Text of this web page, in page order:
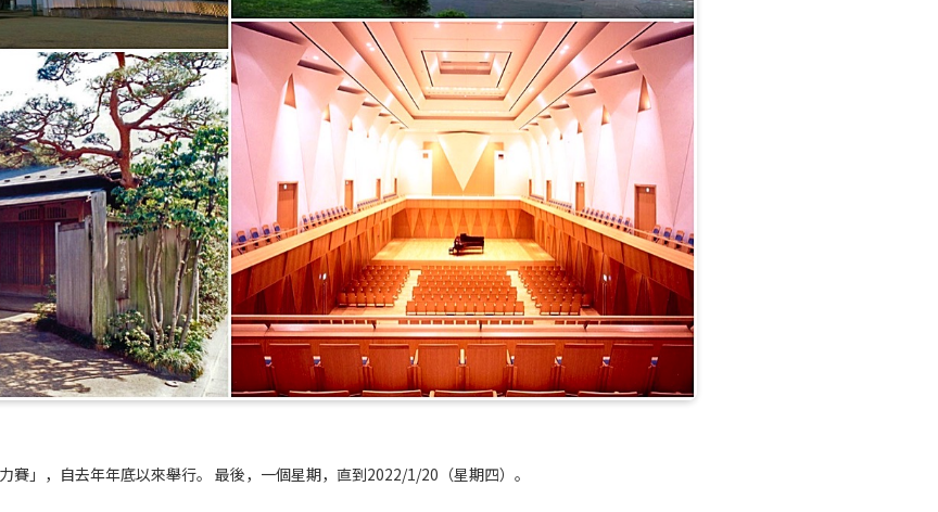
賽」，自去年年底以來舉行。 最後，一個星期，直到2022/1/20（星期四）。